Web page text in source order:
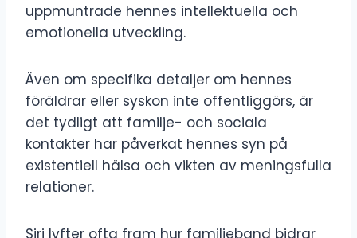
uppmuntrade hennes intellektuella och
emotionella utveckling.
Även om specifika detaljer om hennes
föräldrar eller syskon inte offentliggörs, är
det tydligt att familje- och sociala
kontakter har påverkat hennes syn på
existentiell hälsa och vikten av meningsfulla
relationer.
Siri lyfter ofta fram hur familjeband bidrar